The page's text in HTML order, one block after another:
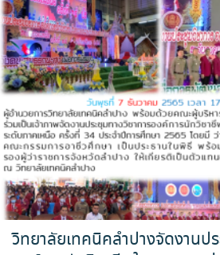
วิทยาลัยเทคนิคลำปางจัดงานป